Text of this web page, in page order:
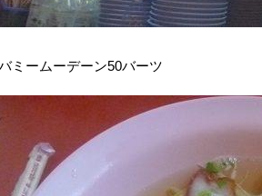
ミームーデーン50バーツ